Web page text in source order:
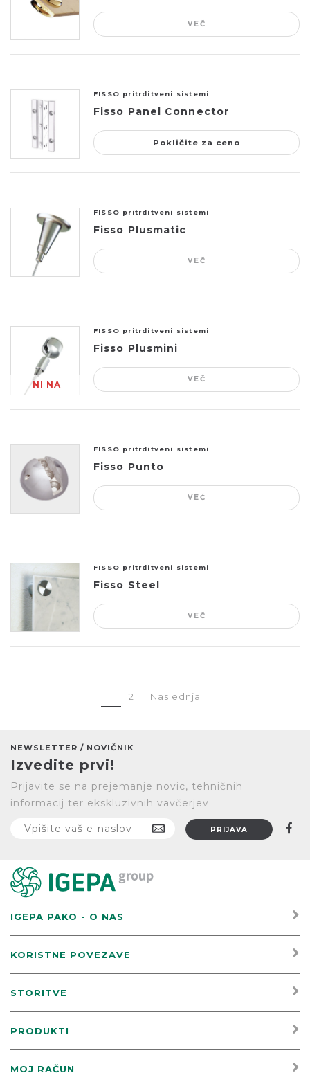
VEČ
FISSO pritrditveni sistemi
Fisso Panel Connector
Pokličite za ceno
FISSO pritrditveni sistemi
Fisso Plusmatic
VEČ
NI NA
FISSO pritrditveni sistemi
Fisso Plusmini
VEČ
FISSO pritrditveni sistemi
Fisso Punto
VEČ
FISSO pritrditveni sistemi
Fisso Steel
VEČ
1 2 Naslednja
NEWSLETTER / NOVIČNIK
Izvedite prvi!
Prijavite se na prejemanje novic, tehničnih
informacij ter ekskluzivnih vavčerjev
IGEPA PAKO - O NAS
KORISTNE POVEZAVE
STORITVE
PRODUKTI
MOJ RAČUN